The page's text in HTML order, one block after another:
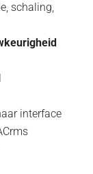
schaling,
interface